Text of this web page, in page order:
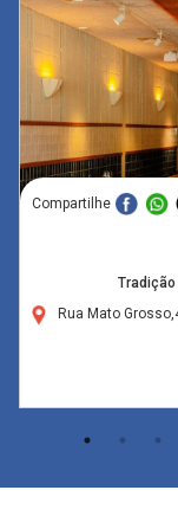
Compartilhe
Rua Mato